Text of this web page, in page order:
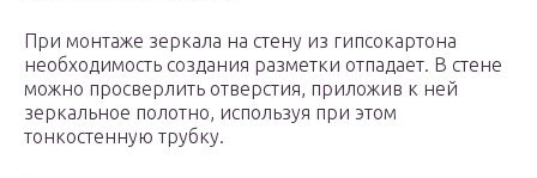
При монтаже зеркала на стену из гипсокартона
необходимость создания разметки отпадает. В стене
можно просверлить отверстия, приложив к ней
зеркальное полотно, используя при этом
тонкостенную трубку.